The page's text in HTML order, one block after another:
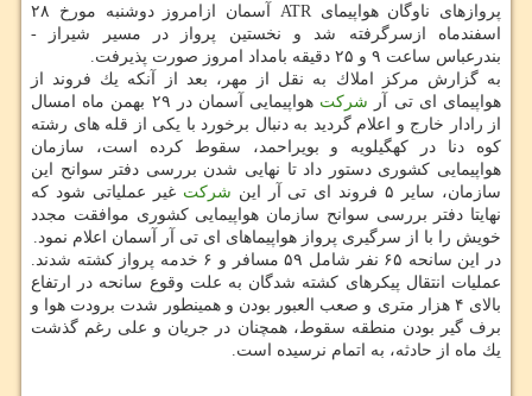
پروازهای ناوگان هواپیمای ATR آسمان ازامروز دوشنبه مورخ ۲۸
اسفندماه ازسرگرفته شد و نخستین پرواز در مسیر شیراز -
بندرعباس ساعت ۹ و ۲۵ دقیقه بامداد امروز صورت پذیرفت.
به گزارش مركز املاك به نقل از مهر، بعد از آنكه یك فروند از
هواپیمای ای تی آر شركت
هواپیمایی آسمان در ۲۹ بهمن ماه امسال
از رادار خارج و اعلام گردید به دنبال برخورد با یكی از قله های رشته
كوه دنا در كهگیلویه و بویراحمد، سقوط كرده است، سازمان
هواپیمایی كشوری دستور داد تا نهایی شدن بررسی دفتر سوانح این
سازمان، سایر ۵ فروند ای تی آر این
شركت غیر عملیاتی شود كه
نهایتا دفتر بررسی سوانح سازمان هواپیمایی كشوری موافقت مجدد
خویش را با از سرگیری پرواز هواپیماهای ای تی آر آسمان اعلام نمود.
در این سانحه ۶۵ نفر شامل ۵۹ مسافر و ۶ خدمه پرواز كشته شدند.
عملیات انتقال پیكرهای كشته شدگان به علت وقوع سانحه در ارتفاع
بالای ۴ هزار متری و صعب العبور بودن و همینطور شدت برودت هوا و
برف گیر بودن منطقه سقوط، همچنان در جریان و علی رغم گذشت
یك ماه از حادثه، به اتمام نرسیده است.